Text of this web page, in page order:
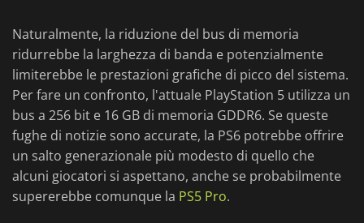
Naturalmente, la riduzione del bus di memoria
ridurrebbe la larghezza di banda e potenzialmente
limiterebbe le prestazioni grafiche di picco del sistema.
Per fare un confronto, l'attuale PlayStation 5 utilizza un
bus a 256 bit e 16 GB di memoria GDDR6. Se queste
fughe di notizie sono accurate, la PS6 potrebbe offrire
un salto generazionale più modesto di quello che
alcuni giocatori si aspettano, anche se probabilmente
supererebbe comunque la PS5 Pro.